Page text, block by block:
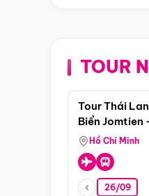
TOUR
Tour Thái
Biển Jomtien
Boran -
Hồ Chí Minh
26/09